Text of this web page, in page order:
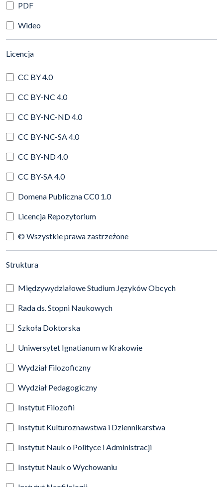
PDF
Wideo
Licencja(automatyczne przeładowanie treści)
CC BY 4.0
CC BY-NC 4.0
CC BY-NC-ND 4.0
CC BY-NC-SA 4.0
CC BY-ND 4.0
CC BY-SA 4.0
Domena Publiczna CC0 1.0
Licencja Repozytorium
© Wszystkie prawa zastrzeżone
Struktura(automatyczne przeładowanie treści)
Międzywydziałowe Studium Języków Obcych
Rada ds. Stopni Naukowych
Szkoła Doktorska
Uniwersytet Ignatianum w Krakowie
Wydział Filozoficzny
Wydział Pedagogiczny
Instytut Filozofii
Instytut Kulturoznawstwa i Dziennikarstwa
Instytut Nauk o Polityce i Administracji
Instytut Nauk o Wychowaniu